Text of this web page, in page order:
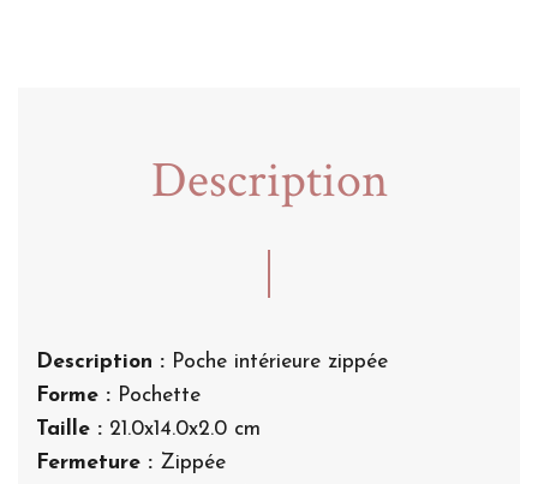
Description
Description : Poche intérieure zippée
Forme : Pochette
Taille : 21.0x14.0x2.0 cm
Fermeture : Zippée